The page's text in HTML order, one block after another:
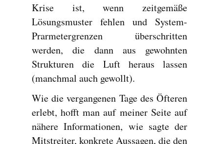
Krise ist, wenn zeitgemäße
Lösungsmuster fehlen und System-
Prarmetergrenzen überschritten
werden, die dann aus gewohnten
Strukturen die Luft heraus lassen
(manchmal auch gewollt).
Wie die vergangenen Tage des Öfteren
erlebt, hofft man auf meiner Seite auf
nähere Informationen, wie sagte der
Mitstreiter, konkrete Aussagen, die den